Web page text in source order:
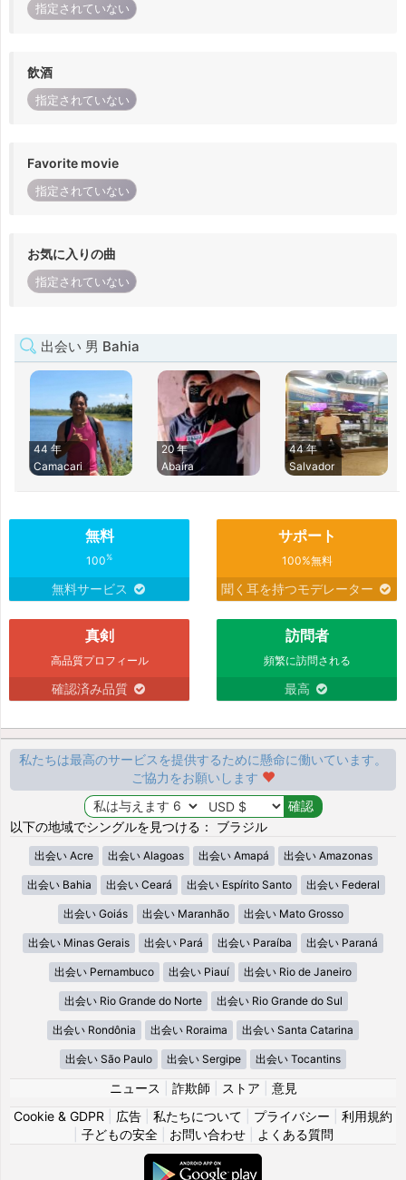
指定されていない
飲酒
指定されていない
Favorite movie
指定されていない
お気に入りの曲
指定されていない
出会い 男 Bahia
44 年
Camacari
20 年
Abaíra
44 年
Salvador
無料
100%
無料サービス
サポート
100%無料
聞く耳を持つモデレーター
真剣
高品質プロフィール
確認済み品質
訪問者
頻繁に訪問される
最高
私たちは最高のサービスを提供するために懸命に働いています。
ご協力をお願いします
以下の地域でシングルを見つける： ブラジル
出会い Acre 出会い Alagoas 出会い Amapá 出会い Amazonas
出会い Bahia 出会い Ceará 出会い Espírito Santo 出会い Federal
出会い Goiás 出会い Maranhão 出会い Mato Grosso
出会い Minas Gerais 出会い Pará 出会い Paraíba 出会い Paraná
出会い Pernambuco 出会い Piauí 出会い Rio de Janeiro
出会い Rio Grande do Norte 出会い Rio Grande do Sul
出会い Rondônia 出会い Roraima 出会い Santa Catarina
出会い São Paulo 出会い Sergipe 出会い Tocantins
ニュース 詐欺師 ストア
意見
Cookie & GDPR
広告 私たちについて プライバシー
利用規約
子どもの安全| お問い合わせ| よくある質問